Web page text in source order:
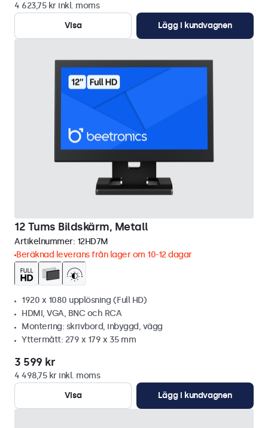
4 623,75 kr inkl. moms
Visa
Lägg i kundvagnen
12 Tums Bildskärm, Metall
Artikelnummer: 12HD7M
Beräknad leverans från lager om 10-12 dagar
1920 x 1080 upplösning (Full HD)
HDMI, VGA, BNC och RCA
Montering: skrivbord, inbyggd, vägg
Yttermått: 279 x 179 x 35 mm
3 599 kr
4 498,75 kr inkl. moms
Visa
Lägg i kundvagnen